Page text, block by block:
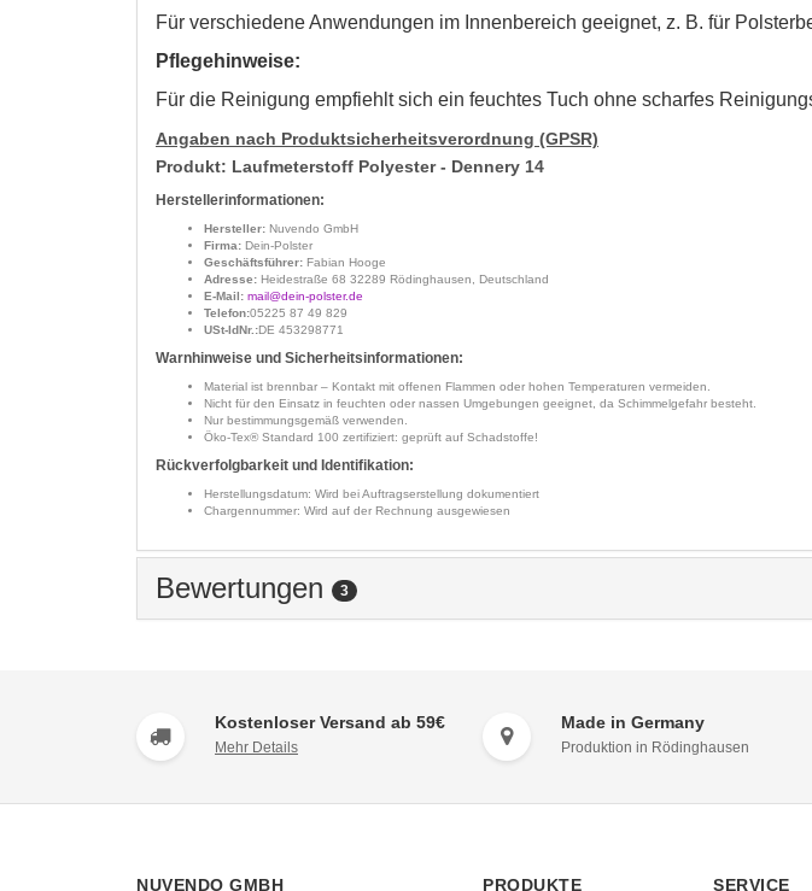
Für verschiedene Anwendungen im Innenbereich geeignet, z. B. für
Pflegehinweise:
Für die Reinigung empfiehlt sich ein feuchtes Tuch ohne scharfes
Angaben nach Produktsicherheitsverordnung (GPSR)
Produkt: Laufmeterstoff Polyester - Dennery 14
Herstellerinformationen:
Hersteller: Nuvendo GmbH
Firma: Dein-Polster
Geschäftsführer: Fabian Hooge
Adresse: Heidestraße 68 32289 Rödinghausen, Deutschland
E-Mail: mail@dein-polster.de
Telefon:05225 87 49 829
USt-IdNr.:DE 453298771
Warnhinweise und Sicherheitsinformationen:
Material ist brennbar – Kontakt mit offenen Flammen oder hohen Temperaturen vermeiden.
Nicht für den Einsatz in feuchten oder nassen Umgebungen geeignet, da Schimmelgefahr besteht.
Nur bestimmungsgemäß verwenden.
Öko-Tex® Standard 100 zertifiziert: geprüft auf Schadstoffe!
Rückverfolgbarkeit und Identifikation:
Herstellungsdatum: Wird bei Auftragserstellung dokumentiert
Chargennummer: Wird auf der Rechnung ausgewiesen
Bewertungen 3
Kostenloser Versand ab 59€
Mehr Details
Made in Germany
Produktion in Rödinghausen
NUVENDO GMBH PRODUKTE SERVICE